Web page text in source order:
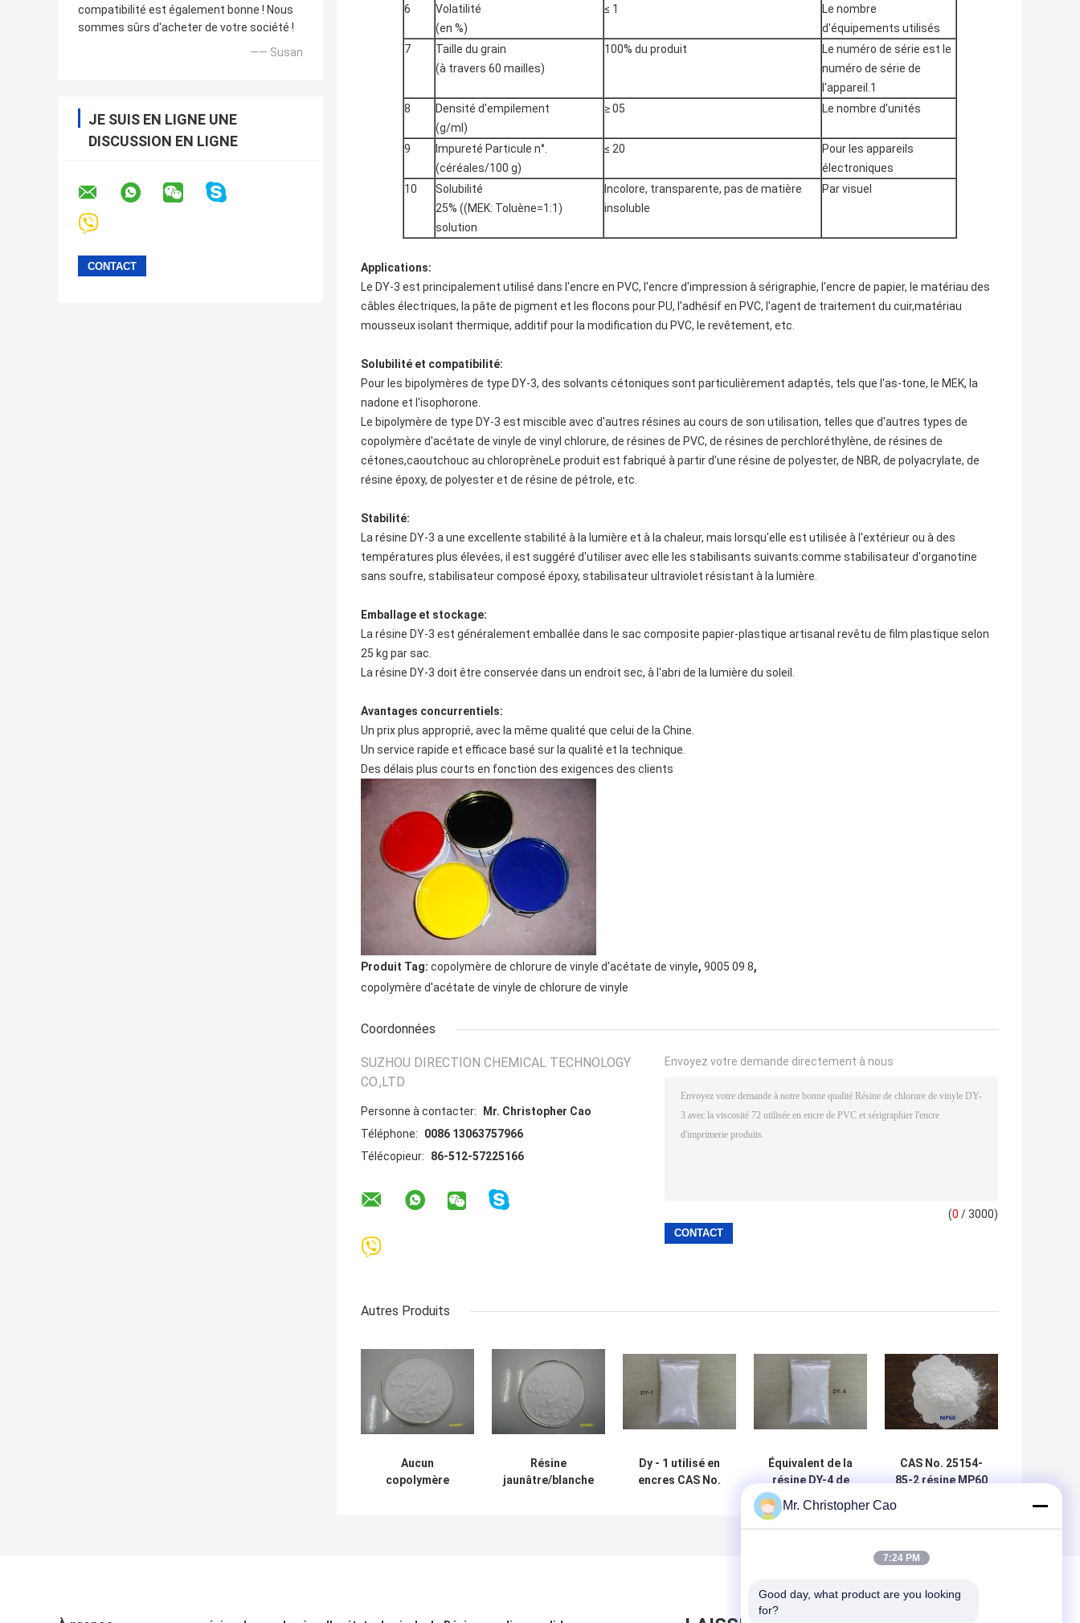
compatibilité est également bonne ! Nous
sommes sûrs d'acheter de votre société !
—— Susan
JE SUIS EN LIGNE UNE
DISCUSSION EN LIGNE
6
Volatilité
(en %)
≤ 1
Le nombre
d'équipements utilisés
7
Taille du grain
(à travers 60 mailles)
100% du produit
Le numéro de série est le
numéro de série de
l'appareil.1
8
Densité d'empilement
(g/ml)
≥ 05 Le nombre d'unités
9
Impureté Particule n°.
(céréales/100 g)
≤ 20
Pour les appareils
électroniques
10
Solubilité
25% ((MEK: Toluène=1:1)
solution
Incolore, transparente, pas de matière
insoluble
Par visuel
Applications:
Le DY-3 est principalement utilisé dans l'encre en PVC, l'encre d'impression à sérigraphie, l'encre de papier, le matériau des
câbles électriques, la pâte de pigment et les flocons pour PU, l'adhésif en PVC, l'agent de traitement du cuir,matériau
mousseux isolant thermique, additif pour la modification du PVC, le revêtement, etc.
Solubilité et compatibilité:
Pour les bipolymères de type DY-3, des solvants cétoniques sont particulièrement adaptés, tels que l'as-tone, le MEK, la
nadone et l'isophorone.
Le bipolymère de type DY-3 est miscible avec d'autres résines au cours de son utilisation, telles que d'autres types de
copolymère d'acétate de vinyle de vinyl chlorure, de résines de PVC, de résines de perchloréthylène, de résines de
cétones,caoutchouc au chloroprèneLe produit est fabriqué à partir d'une résine de polyester, de NBR, de polyacrylate, de
résine époxy, de polyester et de résine de pétrole, etc.
Stabilité:
La résine DY-3 a une excellente stabilité à la lumière et à la chaleur, mais lorsqu'elle est utilisée à l'extérieur ou à des
températures plus élevées, il est suggéré d'utiliser avec elle les stabilisants suivants:comme stabilisateur d'organotine
sans soufre, stabilisateur composé époxy, stabilisateur ultraviolet résistant à la lumière.
Emballage et stockage:
La résine DY-3 est généralement emballée dans le sac composite papier-plastique artisanal revêtu de film plastique selon
25 kg par sac.
La résine DY-3 doit être conservée dans un endroit sec, à l'abri de la lumière du soleil.
Avantages concurrentiels:
Un prix plus approprié, avec la même qualité que celui de la Chine.
Un service rapide et efficace basé sur la qualité et la technique.
Des délais plus courts en fonction des exigences des clients
Produit Tag: copolymère de chlorure de vinyle d'acétate de vinyle, 9005 09 8,
copolymère d'acétate de vinyle de chlorure de vinyle
Coordonnées
SUZHOU DIRECTION CHEMICAL TECHNOLOGY
CO.,LTD
Personne à contacter:
Mr. Christopher Cao
Téléphone:
0086 13063757966
Télécopieur:
86-512-57225166
Envoyez votre demande directement à nous
(0 / 3000)
Autres Produits
Aucun
copolymère
Résine
jaunâtre/blanche
Dy - 1 utilisé en
encres CAS No.
Équivalent de la
résine DY-4 de
chlorure de vinyle
à la résine CP-710
appliquée en
CAS No. 25154-
85-2 résine MP60
dans des
revêtements
d'ingénierie
Mr. Christopher Cao
7:24 PM
Good day, what product are you looking
for?